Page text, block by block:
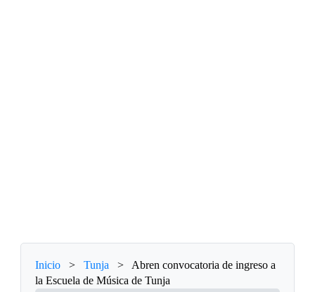
Inicio > Tunja >
Abren convocatoria de ingreso a
la Escuela de Música de Tunja